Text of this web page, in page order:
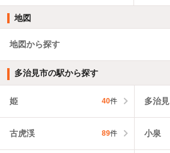
地図
地図から探す
多治見市の駅から探す
姫 40件 多治見
古虎渓 89件 小泉